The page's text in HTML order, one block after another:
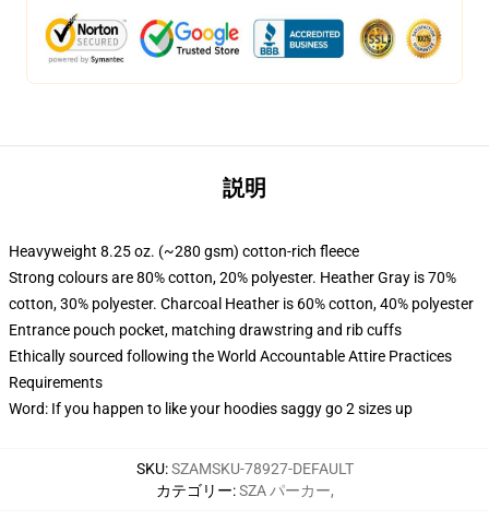
説明
Heavyweight 8.25 oz. (~280 gsm) cotton-rich fleece
Strong colours are 80% cotton, 20% polyester. Heather Gray is 70%
cotton, 30% polyester. Charcoal Heather is 60% cotton, 40% polyester
Entrance pouch pocket, matching drawstring and rib cuffs
Ethically sourced following the World Accountable Attire Practices
Requirements
Word: If you happen to like your hoodies saggy go 2 sizes up
SKU:SZAMSKU-78927-DEFAULT
カテゴリー:SZA パーカー,